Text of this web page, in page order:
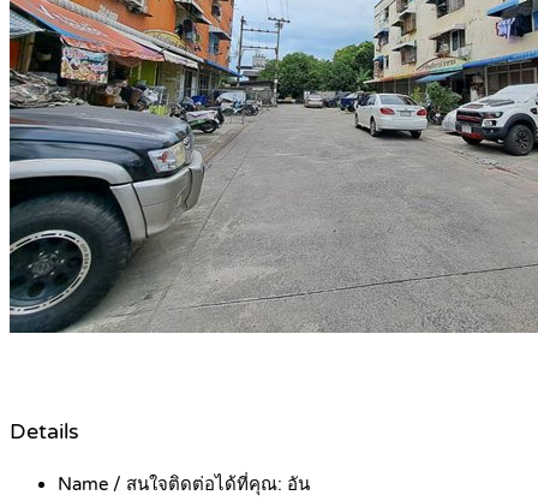
Details
Name / สนใจติดต่อได้ที่คุณ: อัน